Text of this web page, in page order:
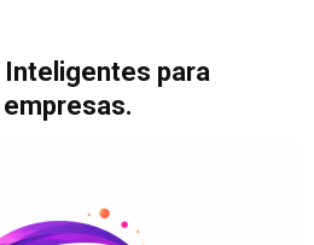
para